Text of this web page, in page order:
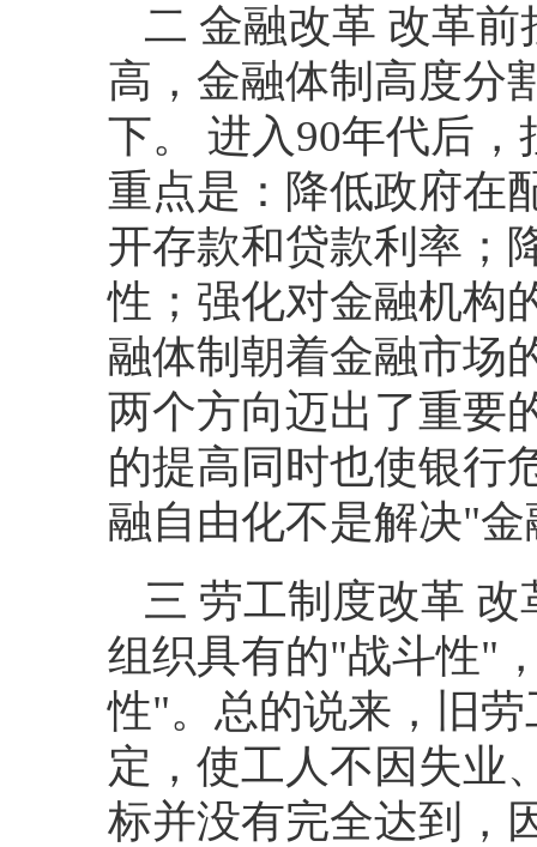
二 金融改革 改革
高，金融体制高度分
下。 进入90年代后，
重点是：降低政府在
开存款和贷款利率；
性；强化对金融机构
融体制朝着金融市场
两个方向迈出了重要
的提高同时也使银行
融自由化不是解决"金
三 劳工制度改革
组织具有的"战斗性"
性"。总的说来，旧
定，使工人不因失业
标并没有完全达到，